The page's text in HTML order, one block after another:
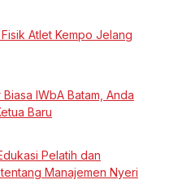
Atlet Kempo Jelang
IWbA Batam, Anda
Baru
Pelatih dan
Manajemen Nyeri